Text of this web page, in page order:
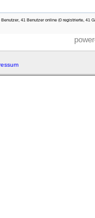
41 Benutzer online (0 registrierte, 41